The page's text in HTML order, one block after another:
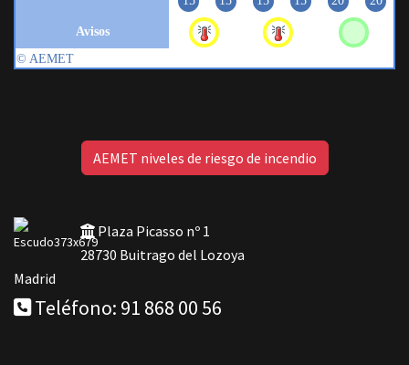
AEMET niveles de riesgo de incendio
Plaza Picasso nº 1
28730 Buitrago del Lozoya
Madrid
Teléfono: 91 868 00 56